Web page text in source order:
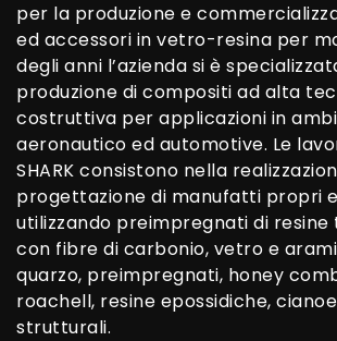
per la produzione e
ed accessori in vetro-resina per
degli anni l’azienda si è
produzione di compositi ad alta
costruttiva per applicazioni in
aeronautico ed automotive. Le
SHARK consistono nella
progettazione di manufatti propri
utilizzando preimpregnati di
con fibre di carbonio, vetro e
quarzo, preimpregnati, honey
roachell, resine epossidiche,
strutturali.